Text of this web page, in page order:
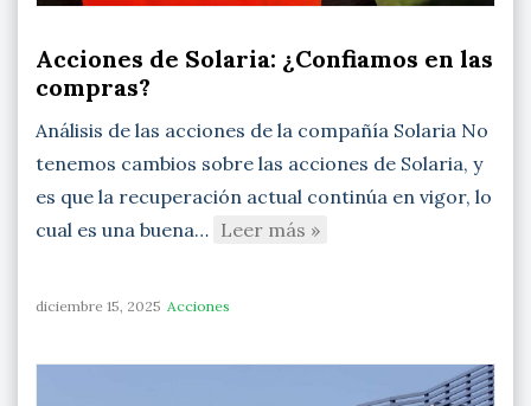
Acciones de Solaria: ¿Confiamos en las
compras?
Análisis de las acciones de la compañía Solaria No
tenemos cambios sobre las acciones de Solaria, y
es que la recuperación actual continúa en vigor, lo
cual es una buena… Leer más »
diciembre 15, 2025 Acciones